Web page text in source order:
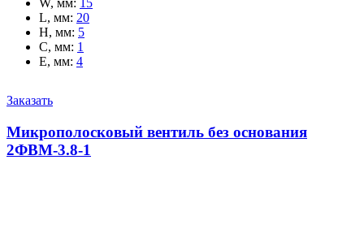
L, мм: 20
H, мм: 5
C, мм: 1
E, мм: 4
Заказать
Микрополосковый вентиль без основания
2ФВМ-3.8-1